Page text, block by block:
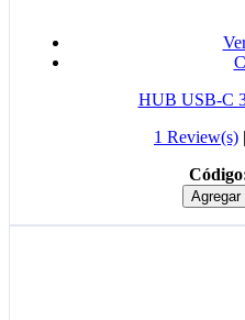
HUB USB-C
1 Review(s) |
Agregar